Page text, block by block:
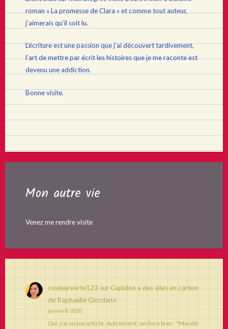
roman « La promesse de Clara » et comme tout auteur,
j’aimerais qu’il soit lu.
L’écriture est une passion que j’ai découvert tardivement,
l’art de mettre par écrit les histoires que je me raconte est
devenu une addiction.
Bonne visite.
Mon autre vie
Venez me rendre visite
couleurverte123 sur Cupidon a des ailes en carton
de Raphaëlle Giordano
janvier 8, 2020
Oui, j'ai vu ton article. Autrement, un livre bien : "Maudit